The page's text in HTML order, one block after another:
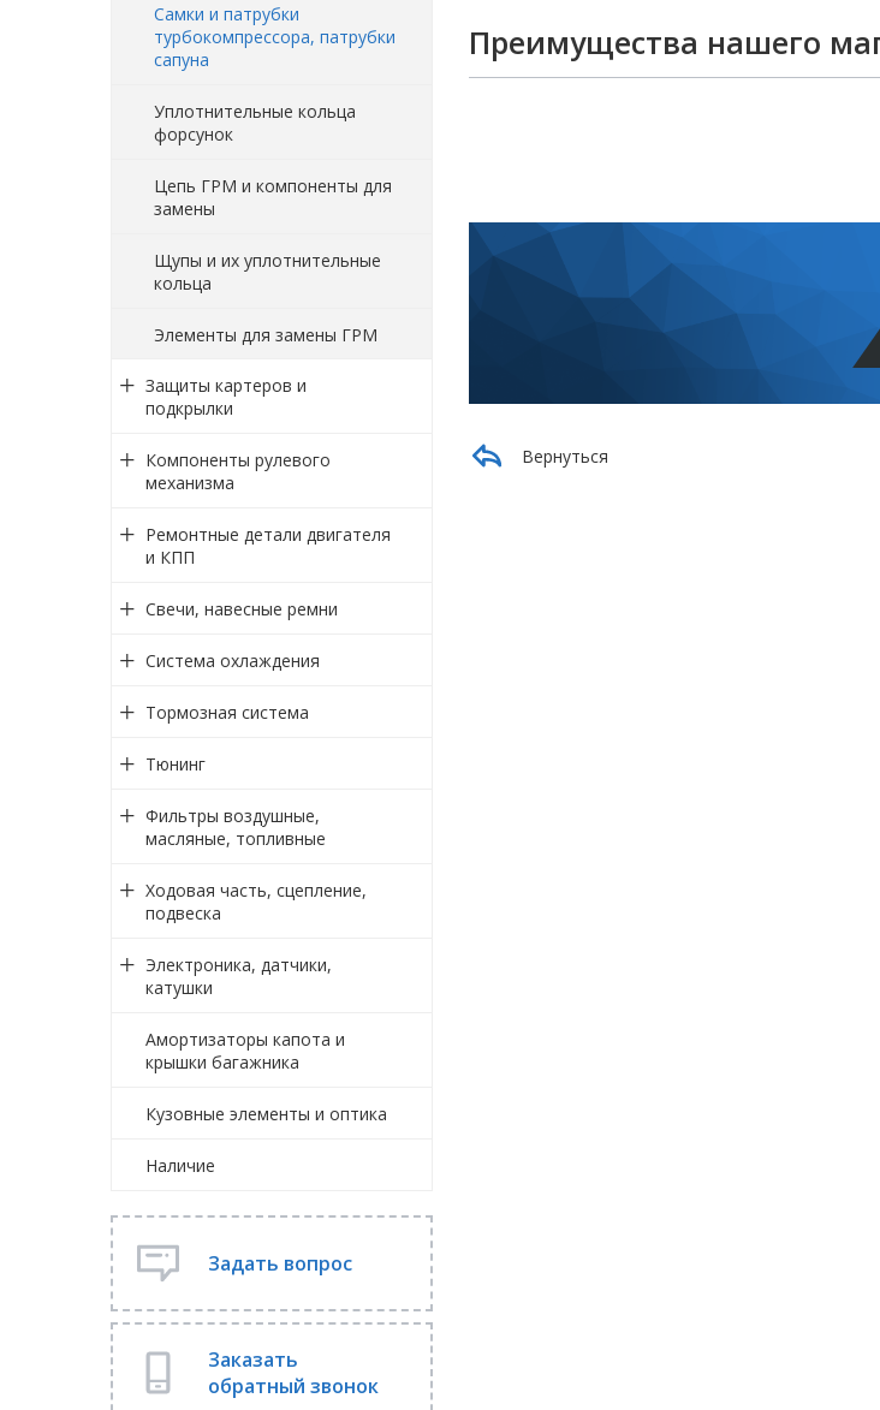
Самки и патрубки
турбокомпрессора, патрубки
сапуна
Уплотнительные кольца
форсунок
Цепь ГРМ и компоненты для
замены
Щупы и их уплотнительные
кольца
Элементы для замены ГРМ
Защиты картеров и
подкрылки
Компоненты рулевого
механизма
Ремонтные детали двигателя
и КПП
Свечи, навесные ремни
Система охлаждения
Тормозная система
Тюнинг
Фильтры воздушные,
масляные, топливные
Ходовая часть, сцепление,
подвеска
Электроника, датчики,
катушки
Амортизаторы капота и
крышки багажника
Кузовные элементы и оптика
Наличие
Задать вопрос
Заказать
обратный звонок
Преимущества нашего
Вернуться